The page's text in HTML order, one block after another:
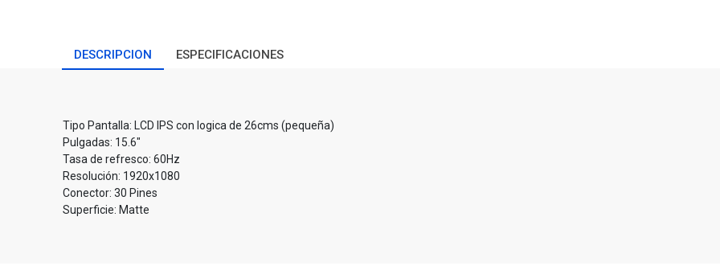
DESCRIPCION ESPECIFICACIONES
Tipo Pantalla: LCD IPS con logica de 26cms (pequeña)
Pulgadas: 15.6"
Tasa de refresco: 60Hz
Resolución: 1920x1080
Conector: 30 Pines
Superficie: Matte